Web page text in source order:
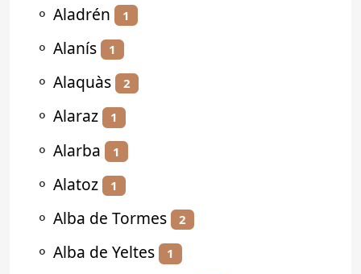
⚬ Aladrén 1
⚬ Alanís 1
⚬ Alaquàs 2
⚬ Alaraz 1
⚬ Alarba 1
⚬ Alatoz 1
⚬ Alba de Tormes 2
⚬ Alba de Yeltes 1